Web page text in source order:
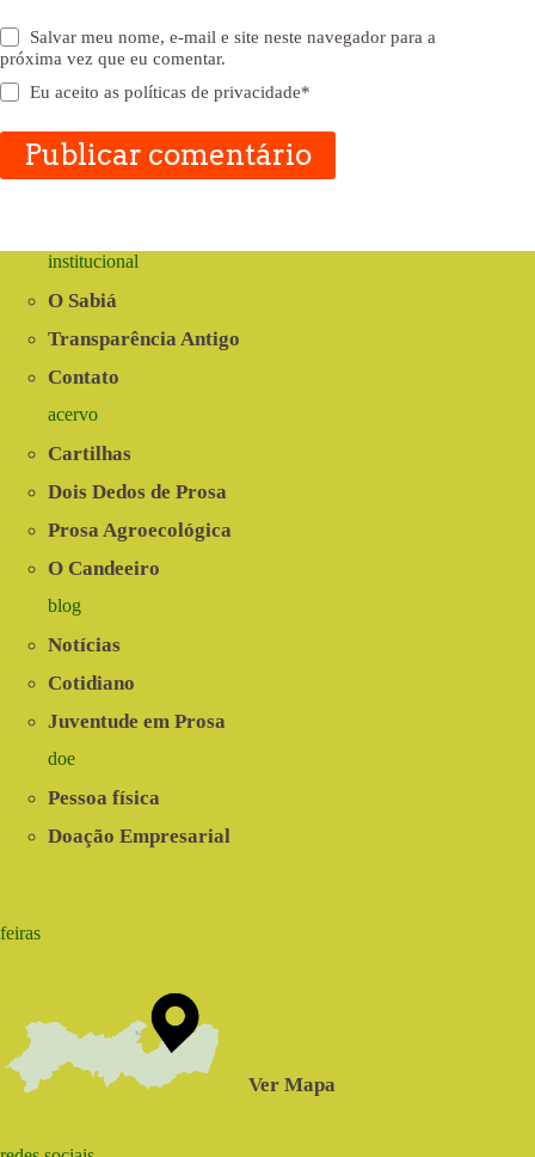
Salvar meu nome, e-mail e site neste navegador para a
próxima vez que eu comentar.
Eu aceito aspolíticas de privacidade*
Publicar comentário
institucional
O Sabiá
Transparência Antigo
Contato
acervo
Cartilhas
Dois Dedos de Prosa
Prosa Agroecológica
O Candeeiro
blog
Notícias
Cotidiano
Juventude em Prosa
doe
Pessoa física
Doação Empresarial
feiras
Ver Mapa